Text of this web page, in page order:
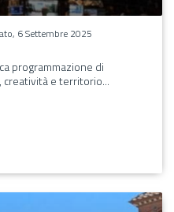
6 Settembre 2025
programmazione di
creatività e territorio...